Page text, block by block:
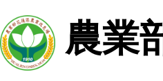
農業